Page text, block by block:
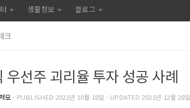
생활정보 블로그
크
우선주 괴리율 투자 성공 사례
모 · PUBLISHED 2021년 10월 18일 · UPDATED 2021년 12월 28일